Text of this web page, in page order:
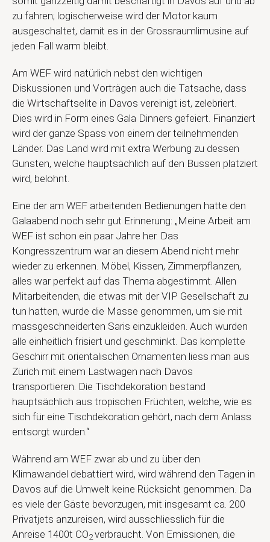
zu fahren; logischerweise wird der Motor kaum
ausgeschaltet, damit es in der Grossraumlimusine auf
jeden Fall warm bleibt.
Am WEF wird natürlich nebst den wichtigen
Diskussionen und Vorträgen auch die Tatsache, dass
die Wirtschaftselite in Davos vereinigt ist, zelebriert.
Dies wird in Form eines Gala Dinners gefeiert. Finanziert
wird der ganze Spass von einem der teilnehmenden
Länder. Das Land wird mit extra Werbung zu dessen
Gunsten, welche hauptsächlich auf den Bussen platziert
wird, belohnt.
Eine der am WEF arbeitenden Bedienungen hatte den
Galaabend noch sehr gut Erinnerung: „Meine Arbeit am
WEF ist schon ein paar Jahre her. Das
Kongresszentrum war an diesem Abend nicht mehr
wieder zu erkennen. Möbel, Kissen, Zimmerpflanzen,
alles war perfekt auf das Thema abgestimmt. Allen
Mitarbeitenden, die etwas mit der VIP Gesellschaft zu
tun hatten, wurde die Masse genommen, um sie mit
massgeschneiderten Saris einzukleiden. Auch wurden
alle einheitlich frisiert und geschminkt. Das komplette
Geschirr mit orientalischen Ornamenten liess man aus
Zürich mit einem Lastwagen nach Davos
transportieren. Die Tischdekoration bestand
hauptsächlich aus tropischen Früchten, welche, wie es
sich für eine Tischdekoration gehört, nach dem Anlass
entsorgt wurden.“
Während am WEF zwar ab und zu über den
Klimawandel debattiert wird, wird während den Tagen in
Davos auf die Umwelt keine Rücksicht genommen. Da
es viele der Gäste bevorzugen, mit insgesamt ca. 200
Privatjets anzureisen, wird ausschliesslich für die
Anreise 1400t CO2 verbraucht. Von Emissionen, die